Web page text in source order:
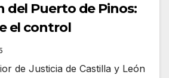
del Puerto de Pinos:
el control
de Justicia de Castilla y León